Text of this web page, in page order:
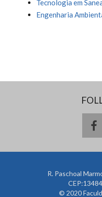
Tecnologia em
Engenharia
R. Paschoal
© 2020